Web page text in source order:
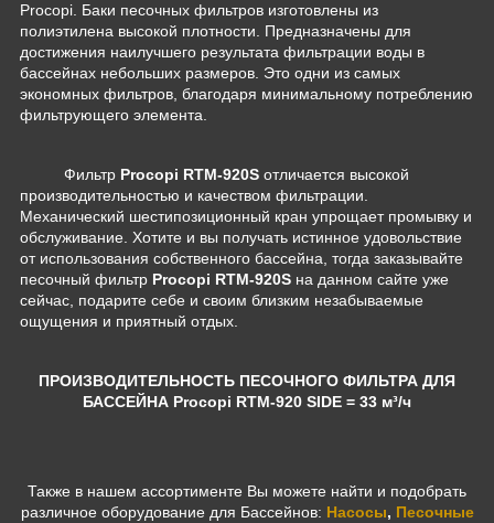
Procopi. Баки песочных фильтров изготовлены из
полиэтилена высокой плотности. Предназначены для
достижения наилучшего результата фильтрации воды в
бассейнах небольших размеров. Это одни из самых
экономных фильтров, благодаря минимальному потреблению
фильтрующего элемента.
Фильтр Procopi RTM-920S отличается высокой
производительностью и качеством фильтрации.
Механический шестипозиционный кран упрощает промывку и
обслуживание. Хотите и вы получать истинное удовольствие
от использования собственного бассейна, тогда заказывайте
песочный фильтр Procopi RTM-920S на данном сайте уже
сейчас, подарите себе и своим близким незабываемые
ощущения и приятный отдых.
ПРОИЗВОДИТЕЛЬНОСТЬ ПЕСОЧНОГО ФИЛЬТРА ДЛЯ
БАССЕЙНА Procopi RTM-920 SIDE = 33 м³/ч
Также в нашем ассортименте Вы можете найти и подобрать
различное оборудование для Бассейнов: Насосы, Песочные